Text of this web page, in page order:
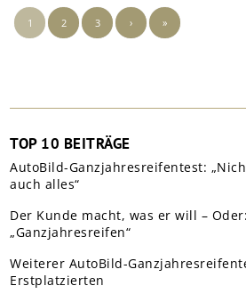
1 2 3 › »
TOP 10 BEITRÄGE
AutoBild-Ganzjahresreifentest:
auch alles“
Der Kunde macht, was er will –
„Ganzjahresreifen“
Weiterer AutoBild-
Erstplatzierten